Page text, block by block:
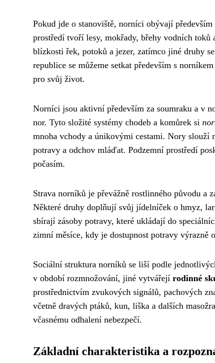
Pokud jde o stanoviště, norníci obývají především
prostředí tvoří lesy, mokřady, břehy vodních
blízkosti řek, potoků a jezer, zatímco jiné druhy
republice se můžeme setkat především s
pro svůj život.
Norníci jsou aktivní především za soumraku a v
nor. Tyto složité systémy chodeb a komůrek si
mnoha vchody a únikovými cestami. Nory slouží
potravy a odchov mláďat. Podzemní prostředí
počasím.
Strava norníků je převážně rostlinného původu a
Některé druhy doplňují svůj jídelníček o hmyz,
sbírají zásoby potravy, které ukládají do
zimní měsíce, kdy je dostupnost potravy výrazně
Sociální struktura norníků se liší podle
v období rozmnožování, jiné vytvářejí rodinné
prostřednictvím zvukových signálů, pachových
včetně dravých ptáků, kun, liška a dalších
včasnému odhalení nebezpečí.
Základní charakteristika a